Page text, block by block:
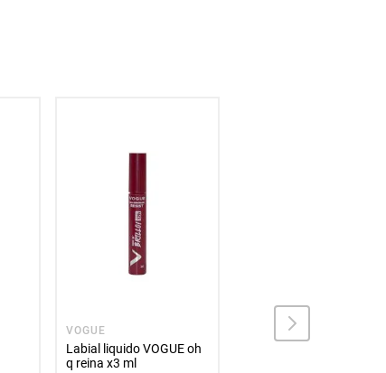
VOGUE
Labial liquido VOGUE oh
q reina x3 ml